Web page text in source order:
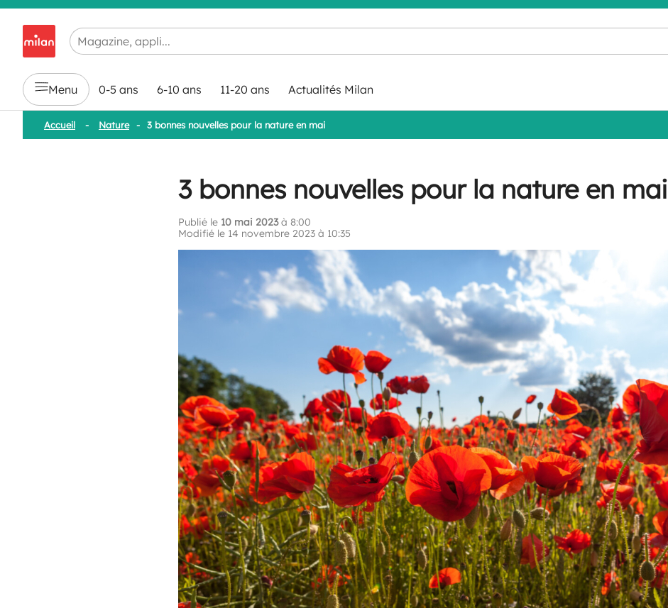
Chargement en cours...
Menu 0-5 ans 6-10 ans 11-20 ans Actualités Milan
Accueil - Nature - 3 bonnes nouvelles pour la nature en mai
3 bonnes nouvelles pour la nature en mai
Publié le 10 mai 2023à 8:00
Modifié le 14 novembre 2023 à 10:35